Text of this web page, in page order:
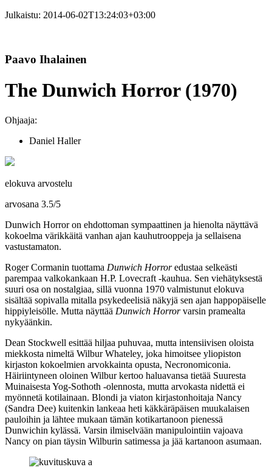
Julkaistu: 2014-06-02T13:24:03+03:00
Paavo Ihalainen
The Dunwich Horror (1970)
Ohjaaja:
Daniel Haller
elokuva arvostelu
arvosana 3.5/5
Dunwich Horror on ehdottoman sympaattinen ja hienolta näyttävä
kokoelma värikkäitä vanhan ajan kauhutrooppeja ja sellaisena
vastustamaton.
Roger Cormanin tuottama Dunwich Horroredustaa selkeästi
parempaa valkokankaan H.P. Lovecraft ‑kauhua. Sen viehätyksestä
suuri osa on nostalgiaa, sillä vuonna 1970 valmistunut elokuva
sisältää sopivalla mitalla psykedeelisiä näkyjä sen ajan happopäiselle
hippiyleisölle. Mutta näyttää Dunwich Horrorvarsin pramealta
nykyäänkin.
Dean Stockwell esittää hiljaa puhuvaa, mutta intensiivisen oloista
miekkosta nimeltä Wilbur Whateley, joka himoitsee yliopiston
kirjaston kokoelmien arvokkainta opusta, Necronomiconia.
Häiriintyneen oloinen Wilbur kertoo haluavansa tietää Suuresta
Muinaisesta Yog‑Sothoth ‑olennosta, mutta arvokasta nidettä ei
myönnetä kotilainaan. Blondi ja viaton kirjastonhoitaja Nancy
(Sandra Dee) kuitenkin lankeaa heti käkkäräpäisen muukalaisen
pauloihin ja lähtee mukaan tämän kotikartanoon pienessä
Dunwichin kylässä. Varsin ilmiselvään manipulointiin vajoava
Nancy on pian täysin Wilburin satimessa ja jää kartanoon asumaan.